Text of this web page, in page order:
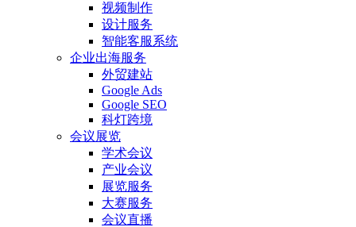
视频制作
设计服务
智能客服系统
企业出海服务
外贸建站
Google Ads
Google SEO
科灯跨境
会议展览
学术会议
产业会议
展览服务
大赛服务
会议直播